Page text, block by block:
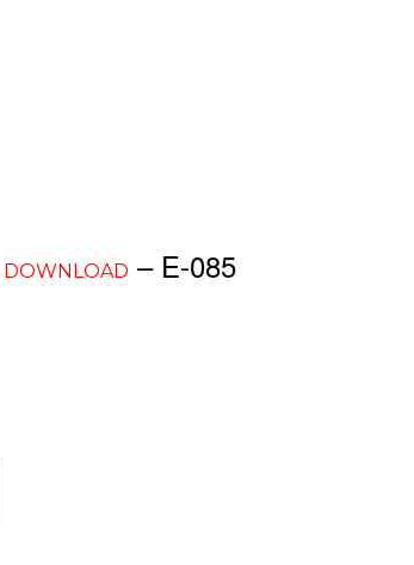
DOWNLOAD – E-085